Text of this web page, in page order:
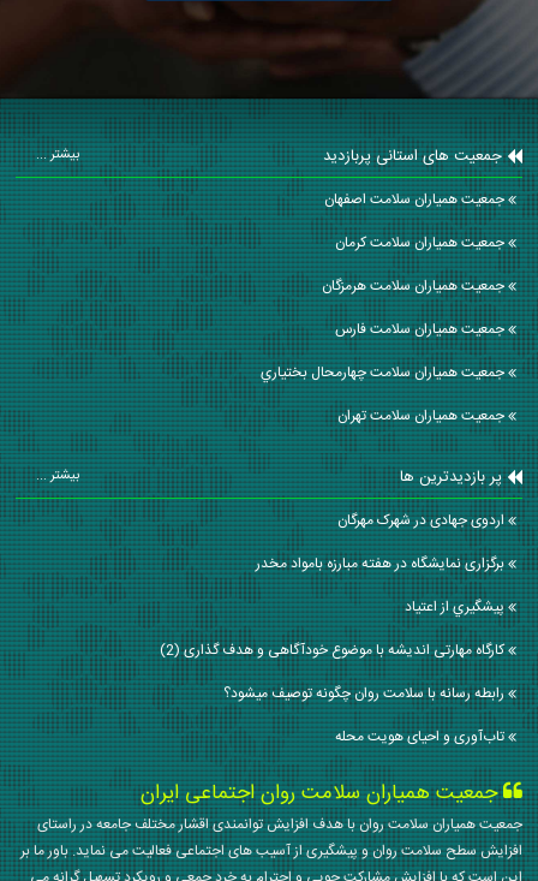
جمعیت های استانی پربازدید بیشتر ...
جمعیت همیاران سلامت اصفهان
جمعیت همیاران سلامت كرمان
جمعیت همیاران سلامت هرمزگان
جمعیت همیاران سلامت فارس
جمعیت همیاران سلامت چهارمحال بختياري
جمعیت همیاران سلامت تهران
پر بازدیدترین ها بیشتر ...
اردوی جهادی در شهرک مهرگان
برگزاری نمایشگاه در هفته مبارزه بامواد مخدر
پيشگيري از اعتياد
کارگاه مهارتی اندیشه با موضوع خودآگاهی و هدف گذاری (2)
رابطه رسانه با سلامت روان چگونه توصیف میشود؟
تاب‌آوری و احیای هویت محله
جمعیت همیاران سلامت روان اجتماعی ایران
جمعیت همیاران سلامت روان با هدف افزایش توانمندی اقشار مختلف جامعه در راستای
افزایش سطح سلامت روان و پیشگیری از آسیب های اجتماعی فعالیت می نماید. باور ما بر